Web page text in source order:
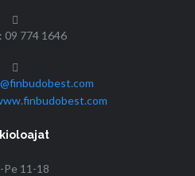
09 774 1646
Pe 11-18